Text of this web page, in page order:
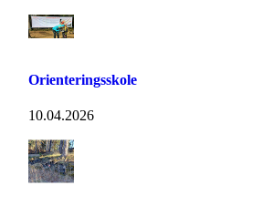
Orienteringsskole
10.04.2026